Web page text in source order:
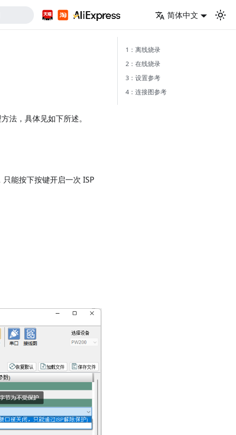
简体中文
法，具体见如下所述。
能按下按键开启一次 ISP
1：离线烧录
2：在线烧录
3：设置参考
4：连接图参考